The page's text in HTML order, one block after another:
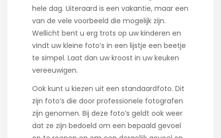
hele dag. Uiteraard is een vakantie, maar een
van de vele voorbeeld die mogelijk zijn.
Wellicht bent u erg trots op uw kinderen en
vindt uw kleine foto’s in een lijstje een beetje
te simpel. Laat dan uw kroost in uw keuken
vereeuwigen.
Ook kunt u kiezen uit een standaardfoto. Dit
zijn foto’s die door professionele fotografen
zijn genomen. Bij deze foto’s geldt ook weer
dat ze zijn bedoeld om een bepaald gevoel